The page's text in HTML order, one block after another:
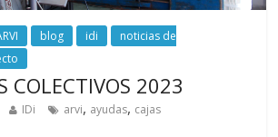
blog idi
noticias de
COLECTIVOS 2023
IDi arvi, ayudas, cajas